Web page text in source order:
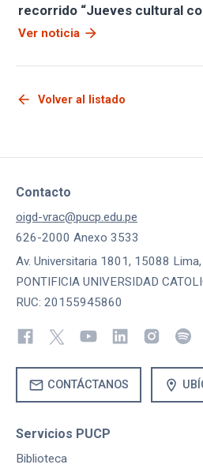
recorrido “Jueves cultural
Ver noticia arrow_forward
arrow_back Volver al listado
Contacto
oigd-vrac@pucp.edu.pe
626-2000 Anexo 3533
Av. Universitaria 1801, 15088
PONTIFICIA UNIVERSIDAD
RUC: 20155945860
mail CONTÁCTANOS location_on
Servicios PUCP
Biblioteca